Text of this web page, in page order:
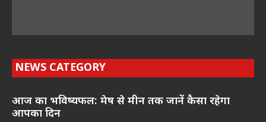
NEWS CATEGORY
आज का भविष्यफल: मेष से मीन तक जानें कैसा रहेगा
आपका दिन